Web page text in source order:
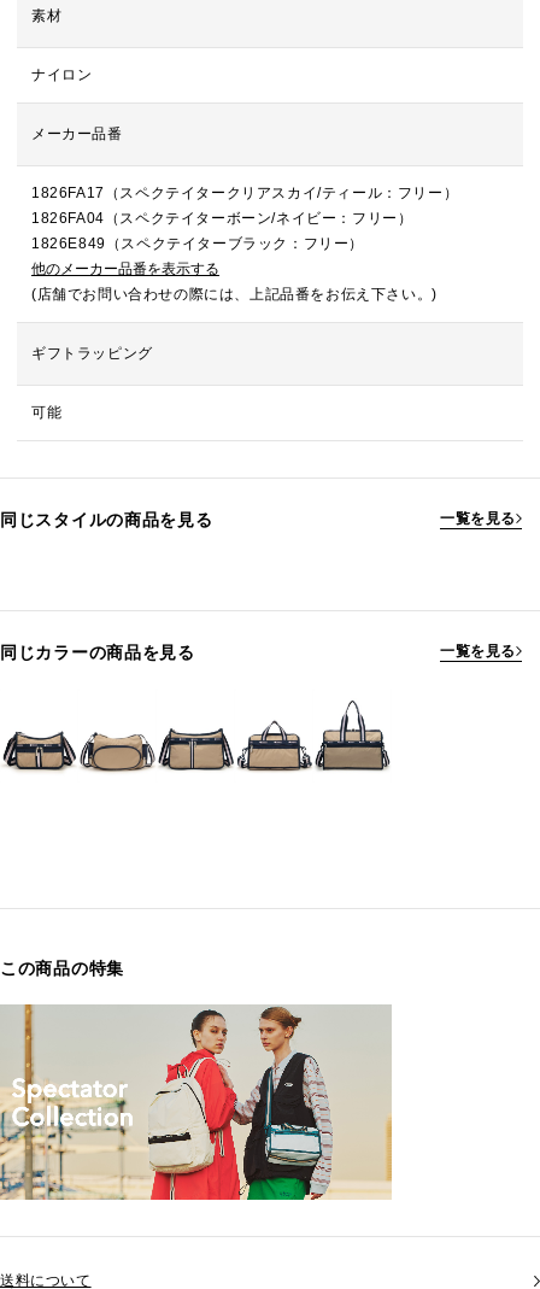
素材
ナイロン
メーカー品番
1826FA17（スペクテイタークリアスカイ/ティール：フリー）
1826FA04（スペクテイターボーン/ネイビー：フリー）
1826E849（スペクテイターブラック：フリー）
他のメーカー品番を表示する
(店舗でお問い合わせの際には、上記品番をお伝え下さい。)
ギフトラッピング
可能
同じスタイルの商品を見る 一覧を見る
同じカラーの商品を見る 一覧を見る
この商品の特集
送料について